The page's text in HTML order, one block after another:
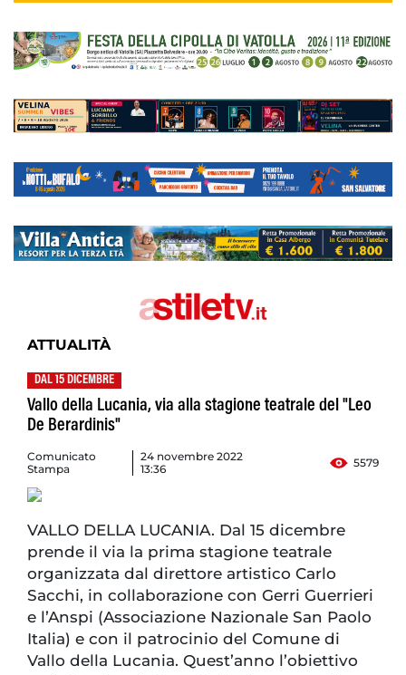
ATTUALITÀ
DAL 15 DICEMBRE
Vallo della Lucania, via alla stagione teatrale del "Leo
De Berardinis"
Comunicato
Stampa
24 novembre 2022
13:36
5579
VALLO DELLA LUCANIA. Dal 15 dicembre
prende il via la prima stagione teatrale
organizzata dal direttore artistico Carlo
Sacchi, in collaborazione con Gerri Guerrieri
e l’Anspi (Associazione Nazionale San Paolo
Italia) e con il patrocinio del Comune di
Vallo della Lucania. Quest’anno l’obiettivo